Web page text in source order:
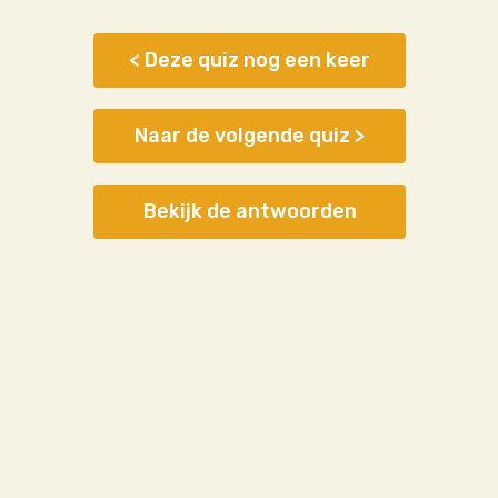
< Deze quiz nog een keer
Naar de volgende quiz >
Bekijk de antwoorden